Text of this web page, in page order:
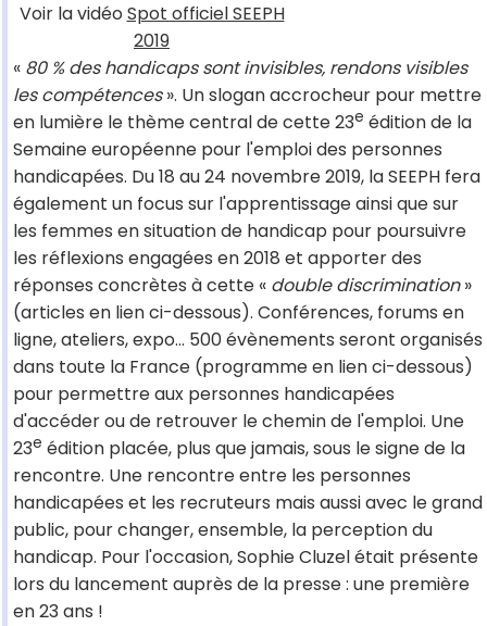
Voir la vidéo Spot officiel SEEPH
2019
« 80 % des handicaps sont invisibles, rendons visibles
les compétences». Un slogan accrocheur pour mettre
en lumière le thème central de cette 23e édition de la
Semaine européenne pour l'emploi des personnes
handicapées. Du 18 au 24 novembre 2019, la SEEPH fera
également un focus sur l'apprentissage ainsi que sur
les femmes en situation de handicap pour poursuivre
les réflexions engagées en 2018 et apporter des
réponses concrètes à cette « double discrimination»
(articles en lien ci-dessous). Conférences, forums en
ligne, ateliers, expo... 500 évènements seront organisés
dans toute la France (programme en lien ci-dessous)
pour permettre aux personnes handicapées
d'accéder ou de retrouver le chemin de l'emploi. Une
23e édition placée, plus que jamais, sous le signe de la
rencontre. Une rencontre entre les personnes
handicapées et les recruteurs mais aussi avec le grand
public, pour changer, ensemble, la perception du
handicap. Pour l'occasion, Sophie Cluzel était présente
lors du lancement auprès de la presse : une première
en 23 ans !